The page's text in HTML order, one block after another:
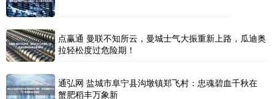
点赢通 曼联不知所云，曼城士气大振重新上路，瓜迪奥
拉轻松度过危险期！
通弘网 盐城市阜宁县沟墩镇郑飞村：忠魂碧血千秋在
蟹肥稻丰万象新